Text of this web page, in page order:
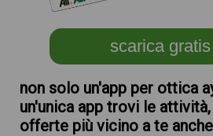
scarica
non solo un'app per ottica
un'unica app trovi le
offerte più vicino a te